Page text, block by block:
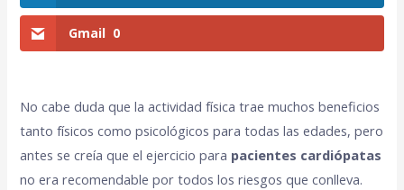
Gmail 0
No cabe duda que la actividad física trae muchos beneficios
tanto físicos como psicológicos para todas las edades, pero
antes se creía que el ejercicio para pacientes cardiópatas
no era recomendable por todos los riesgos que conlleva.